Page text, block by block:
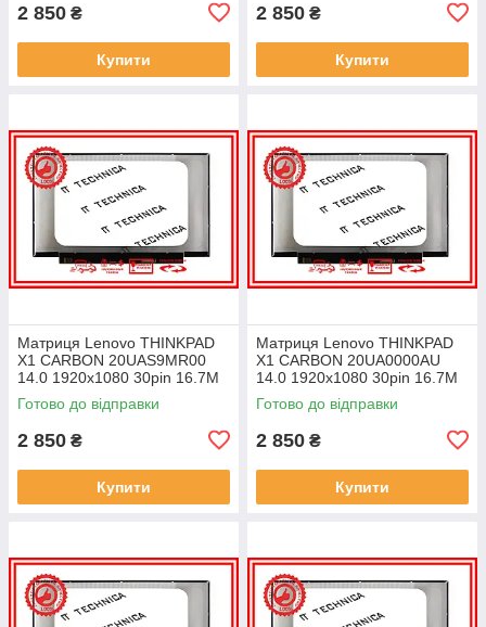
2 850 ₴
Купити
2 850 ₴
Купити
Матриця Lenovo THINKPAD
X1 CARBON 20UAS9MR00
14.0 1920x1080 30pin 16.7M
45% NTSC 300 cd/m² для
ноутбука
Готово до відправки
2 850 ₴
Купити
Матриця Lenovo THINKPAD
X1 CARBON 20UA0000AU
14.0 1920x1080 30pin 16.7M
45% NTSC 300 cd/m² для
ноутбука
Готово до відправки
2 850 ₴
Купити